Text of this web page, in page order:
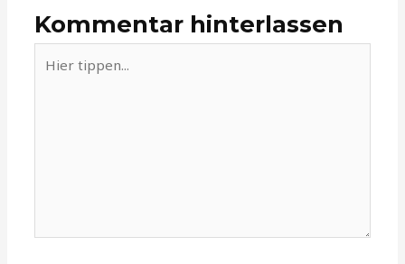
Kommentar hinterlassen
tippen...